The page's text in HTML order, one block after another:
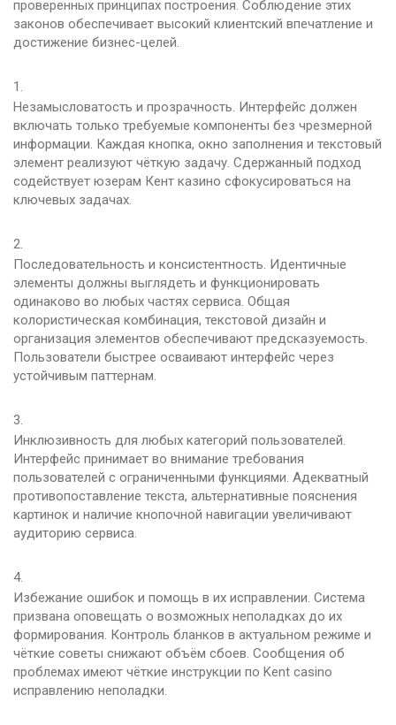
проверенных принципах построения. Соблюдение этих
законов обеспечивает высокий клиентский впечатление и
достижение бизнес-целей.
Незамысловатость и прозрачность. Интерфейс должен
включать только требуемые компоненты без чрезмерной
информации. Каждая кнопка, окно заполнения и текстовый
элемент реализуют чёткую задачу. Сдержанный подход
содействует юзерам Кент казино сфокусироваться на
ключевых задачах.
Последовательность и консистентность. Идентичные
элементы должны выглядеть и функционировать
одинаково во любых частях сервиса. Общая
колористическая комбинация, текстовой дизайн и
организация элементов обеспечивают предсказуемость.
Пользователи быстрее осваивают интерфейс через
устойчивым паттернам.
Инклюзивность для любых категорий пользователей.
Интерфейс принимает во внимание требования
пользователей с ограниченными функциями. Адекватный
противопоставление текста, альтернативные пояснения
картинок и наличие кнопочной навигации увеличивают
аудиторию сервиса.
Избежание ошибок и помощь в их исправлении. Система
призвана оповещать о возможных неполадках до их
формирования. Контроль бланков в актуальном режиме и
чёткие советы снижают объём сбоев. Сообщения об
проблемах имеют чёткие инструкции по Kent casino
исправлению неполадки.